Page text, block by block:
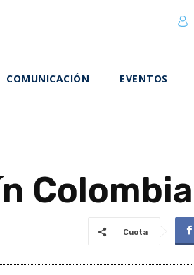
COMUNICACIÓN EVENTOS
Colombia
Cuota